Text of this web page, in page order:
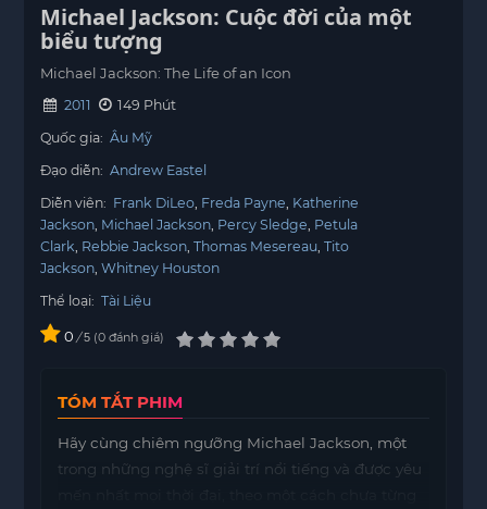
Michael Jackson: Cuộc đời của một
biểu tượng
Michael Jackson: The Life of an Icon
2011
149 Phút
Quốc gia: Âu Mỹ
Đạo diễn: Andrew Eastel
Diễn viên: Frank DiLeo Freda Payne Katherine
Jackson Michael Jackson Percy Sledge Petula
Clark Rebbie Jackson Thomas Mesereau Tito
Jackson Whitney Houston
Thể loại: Tài Liệu
0 / 5 0 đánh giá
TÓM TẮT PHIM
Hãy cùng chiêm ngưỡng Michael Jackson, một
trong những nghệ sĩ giải trí nổi tiếng và được yêu